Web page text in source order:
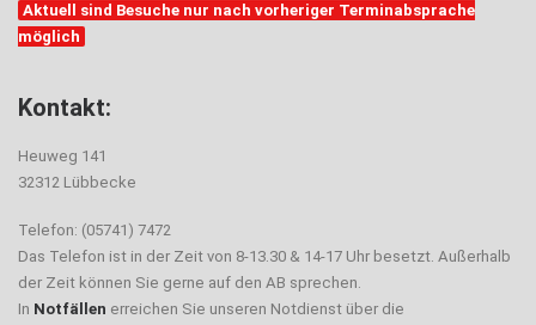
Aktuell sind Besuche nur nach vorheriger Terminabsprache
möglich
Kontakt:
Heuweg 141
32312 Lübbecke
Telefon: (05741) 7472
Das Telefon ist in der Zeit von 8-13.30 & 14-17 Uhr besetzt. Außerhalb
der Zeit können Sie gerne auf den AB sprechen.
In Notfällen erreichen Sie unseren Notdienst über die